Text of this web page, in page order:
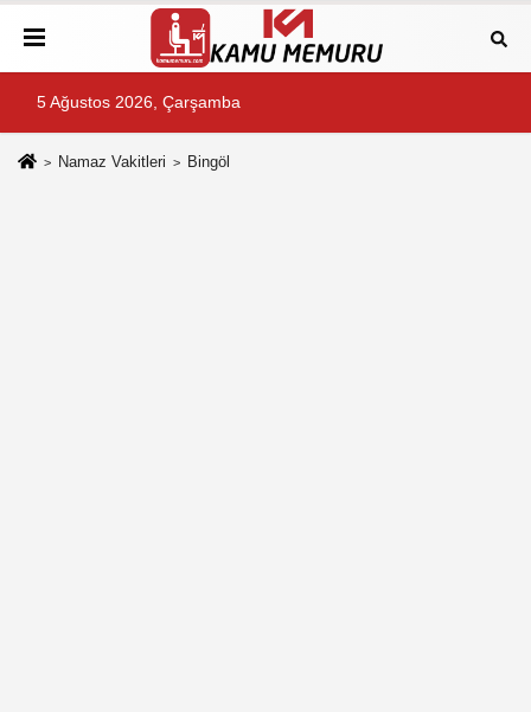
5 Ağustos 2026, Çarşamba
Namaz Vakitleri Bingöl